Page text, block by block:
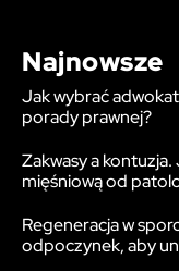
Najnowsze
Jak wybrać
porady prawnej?
Zakwasy a
mięśniową od
Regeneracja w
odpoczynek, aby